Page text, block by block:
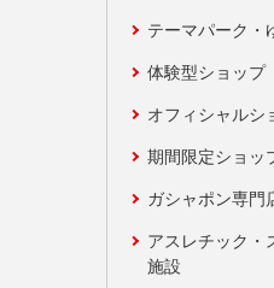
テーマパーク・
体験型ショップ
オフィシャルシ
期間限定ショッ
ガシャポン専門
アスレチック・
施設